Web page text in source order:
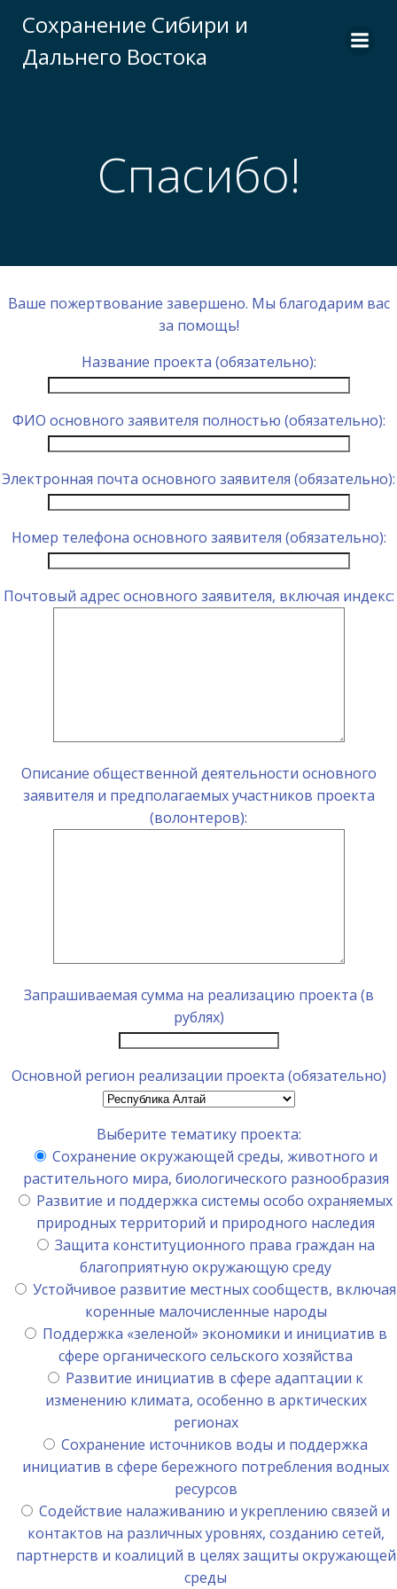
к
содержимому
Сохранение Сибири и
Дальнего Востока
Спасибо!
Ваше пожертвование завершено. Мы благодарим вас
за помощь!
Название проекта (обязательно):
ФИО основного заявителя полностью (обязательно):
Электронная почта основного заявителя (обязательно):
Номер телефона основного заявителя (обязательно):
Почтовый адрес основного заявителя, включая индекс:
Описание общественной деятельности основного
заявителя и предполагаемых участников проекта
(волонтеров):
Запрашиваемая сумма на реализацию проекта (в
рублях)
Основной регион реализации проекта (обязательно)
Выберите тематику проекта:
Сохранение окружающей среды, животного и
растительного мира, биологического разнообразия
Развитие и поддержка системы особо охраняемых
природных территорий и природного наследия
Защита конституционного права граждан на
благоприятную окружающую среду
Устойчивое развитие местных сообществ, включая
коренные малочисленные народы
Поддержка «зеленой» экономики и инициатив в
сфере органического сельского хозяйства
Развитие инициатив в сфере адаптации к
изменению климата, особенно в арктических
регионах
Сохранение источников воды и поддержка
инициатив в сфере бережного потребления водных
ресурсов
Содействие налаживанию и укреплению связей и
контактов на различных уровнях, созданию сетей,
партнерств и коалиций в целях защиты окружающей
среды